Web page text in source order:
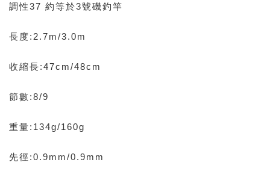
調性37 約等於3號磯釣竿
長度:2.7m/3.0m
收縮長:47cm/48cm
節數:8/9
重量:134g/160g
先徑:0.9mm/0.9mm